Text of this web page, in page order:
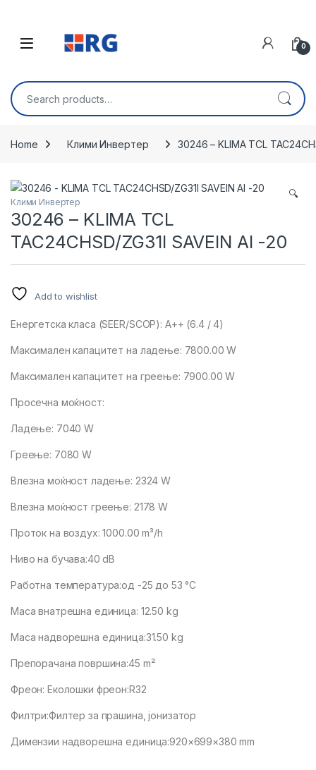
Open 0
Search for:
Home Клими Инвертер 30246 – KLIMA TCL
🔍
Клими Инвертер
30246 – KLIMA TCL
TAC24CHSD/ZG31I SAVEIN AI -20
Add to wishlist
Енергетска класа (SEER/SCOP): A++ (6.4 / 4)
Максимален капацитет на ладење: 7800.00 W
Максимален капацитет на греење: 7900.00 W
Просечна моќност:
Ладење: 7040 W
Греење: 7080 W
Влезна моќност ладење: 2324 W
Влезна моќност греење: 2178 W
Проток на воздух: 1000.00 m³/h
Ниво на бучава:40 dB
Работна температура:од -25 до 53 °C
Маса внатрешна единица: 12.50 kg
Маса надворешна единица:31.50 kg
Препорачана површина:45 m²
Фреон: Еколошки фреон:R32
Филтри:Филтер за прашина, јонизатор
Димензии надворешна единица:920×699×380 mm